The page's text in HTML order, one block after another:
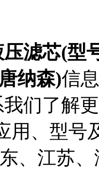
滤芯(型
纳森)信
们了解
用、型号
、江苏